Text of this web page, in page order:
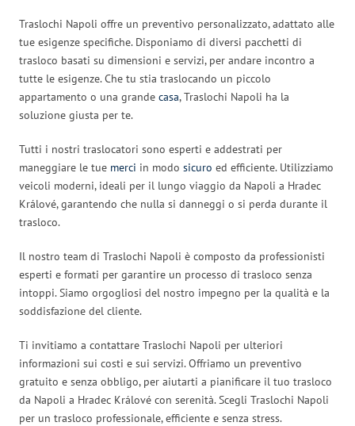
Traslochi Napoli offre un preventivo personalizzato, adattato alle
tue esigenze specifiche. Disponiamo di diversi pacchetti di
trasloco basati su dimensioni e servizi, per andare incontro a
tutte le esigenze. Che tu stia traslocando un piccolo
appartamento o una grande casa, Traslochi Napoli ha la
soluzione giusta per te.
Tutti i nostri traslocatori sono esperti e addestrati per
maneggiare le tue merci in modo sicuro ed efficiente. Utilizziamo
veicoli moderni, ideali per il lungo viaggio da Napoli a Hradec
Králové, garantendo che nulla si danneggi o si perda durante il
trasloco.
Il nostro team di Traslochi Napoli è composto da professionisti
esperti e formati per garantire un processo di trasloco senza
intoppi. Siamo orgogliosi del nostro impegno per la qualità e la
soddisfazione del cliente.
Ti invitiamo a contattare Traslochi Napoli per ulteriori
informazioni sui costi e sui servizi. Offriamo un preventivo
gratuito e senza obbligo, per aiutarti a pianificare il tuo trasloco
da Napoli a Hradec Králové con serenità. Scegli Traslochi Napoli
per un trasloco professionale, efficiente e senza stress.